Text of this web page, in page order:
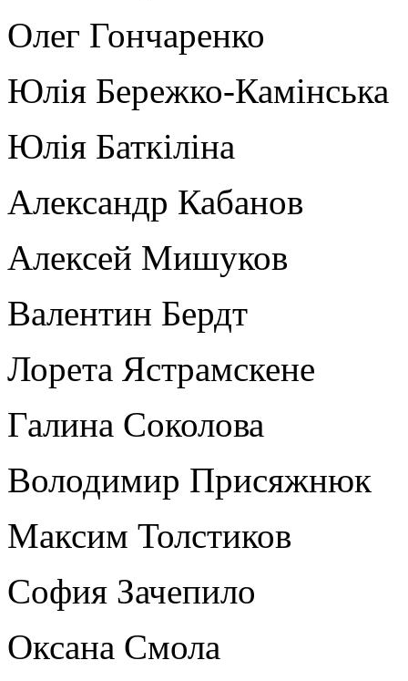
Олег Гончаренко
Юлія Бережко-Камінська
Юлія Баткіліна
Александр Кабанов
Алексей Мишуков
Валентин Бердт
Лорета Ястрамскене
Галина Соколова
Володимир Присяжнюк
Максим Толстиков
София Зачепило
Оксана Смола